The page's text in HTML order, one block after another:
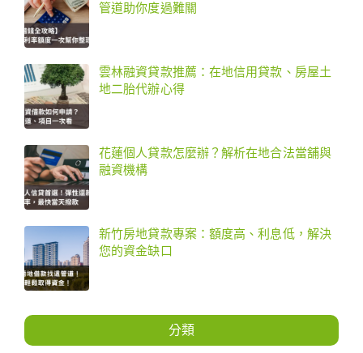
管道助你度過難關
雲林融資貸款推薦：在地信用貸款、房屋土
地二胎代辦心得
花蓮個人貸款怎麼辦？解析在地合法當舖與
融資機構
新竹房地貸款專案：額度高、利息低，解決
您的資金缺口
分類